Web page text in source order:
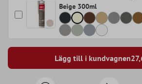
Beige 300ml
Lägg till i kundvagnen